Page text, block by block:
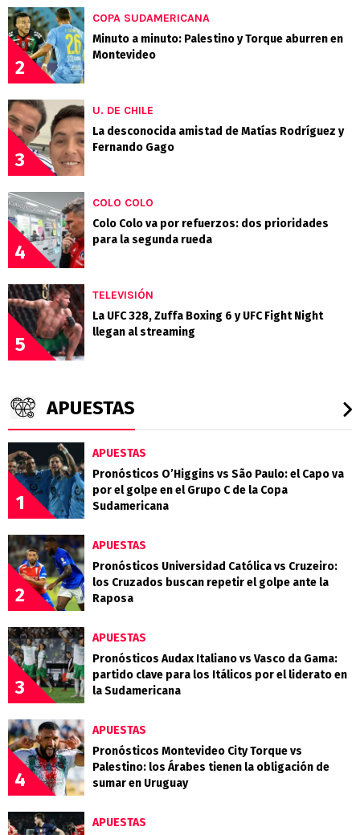
2
COPA SUDAMERICANA
Minuto a minuto: Palestino y Torque aburren en
Montevideo
3
U. DE CHILE
La desconocida amistad de Matías Rodríguez y
Fernando Gago
4
COLO COLO
Colo Colo va por refuerzos: dos prioridades
para la segunda rueda
5
TELEVISIÓN
La UFC 328, Zuffa Boxing 6 y UFC Fight Night
llegan al streaming
APUESTAS
1
APUESTAS
Pronósticos O’Higgins vs São Paulo: el Capo va
por el golpe en el Grupo C de la Copa
Sudamericana
2
APUESTAS
Pronósticos Universidad Católica vs Cruzeiro:
los Cruzados buscan repetir el golpe ante la
Raposa
3
APUESTAS
Pronósticos Audax Italiano vs Vasco da Gama:
partido clave para los Itálicos por el liderato en
la Sudamericana
4
APUESTAS
Pronósticos Montevideo City Torque vs
Palestino: los Árabes tienen la obligación de
sumar en Uruguay
APUESTAS